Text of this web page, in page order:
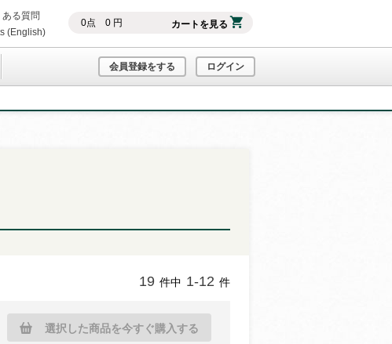
0点 0円 カートを見る
る質問
(English)
会員登録をする ログイン
19 件中 1-12 件
選択した商品を今すぐ購入する